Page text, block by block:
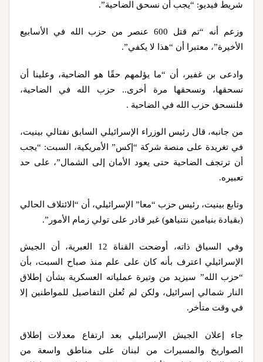
شريط فيديو: “يجب أن نسحق الضاحية”.
وزعم أنه “تم قتل 600 عنصر من حزب الله في الأسابيع
الأخيرة”، معتبرا أن “هذا لا يكفي”.
وادعى بن غفير، أن “ما يؤلمهم حقًا هو الضاحية، وعلينا أن
نسحقها، ونسحقها مرة أخرى.. حزب الله في الضاحية،
فلنسحق حزب الله في الضاحية .
من جانبه، قال رئيس الوزراء الإسرائيلي السابق نفتالي بينيت،
في تغريدة على منصة شركة “إكس” الأمريكية، السبت: “يجب
أن ترتجف الضاحية حتى يعود الأمان إلى الشمال”، على حد
تعبيره.
وتابع بينيت، رئيس حزب “معا” الإسرائيلي، أن “الائتلاف الحالي
(بقيادة بنيامين نتنياهو) غير قادر على تولي زمام الأمور”.
وفي السياق ذاته، أوضحت القناة 12 العبرية، أن الجيش
الإسرائيلي اعترف بأنه كان على علم منذ صباح السبت، بأن
“حزب الله” سيزيد من وتيرة عملياته العسكرية بشأن إطلاق
النار شمالي إسرائيل، ولكن لم تُعلن التفاصيل للمواطنين إلا
في وقت متأخر.
جاء إعلان الجيش الإسرائيلي بعد ارتفاع معدلات إطلاق
الصواريخ والمسيرات من لبنان على مناطق واسعة من